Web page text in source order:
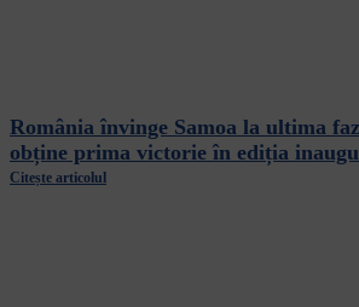
România învinge Samoa la ultima
obține prima victorie în ediția
Citește articolul